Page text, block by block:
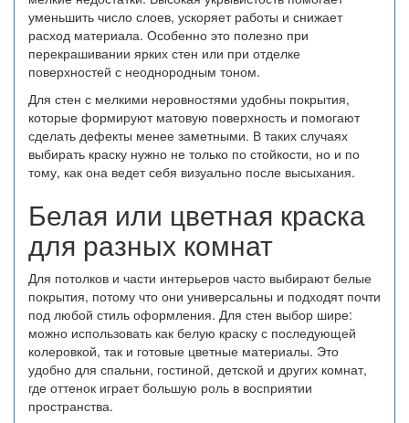
уменьшить число слоев, ускоряет работы и снижает
расход материала. Особенно это полезно при
перекрашивании ярких стен или при отделке
поверхностей с неоднородным тоном.
Для стен с мелкими неровностями удобны покрытия,
которые формируют матовую поверхность и помогают
сделать дефекты менее заметными. В таких случаях
выбирать краску нужно не только по стойкости, но и по
тому, как она ведет себя визуально после высыхания.
Белая или цветная краска
для разных комнат
Для потолков и части интерьеров часто выбирают белые
покрытия, потому что они универсальны и подходят почти
под любой стиль оформления. Для стен выбор шире:
можно использовать как белую краску с последующей
колеровкой, так и готовые цветные материалы. Это
удобно для спальни, гостиной, детской и других комнат,
где оттенок играет большую роль в восприятии
пространства.